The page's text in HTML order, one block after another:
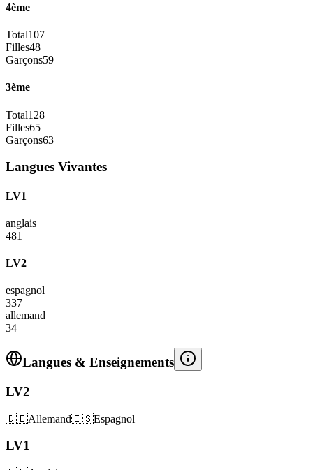
4ème
Total107
Filles48
Garçons59
3ème
Total128
Filles65
Garçons63
Langues Vivantes
LV1
anglais
481
LV2
espagnol
337
allemand
34
Langues & Enseignements
LV2
🇩🇪Allemand🇪🇸Espagnol
LV1